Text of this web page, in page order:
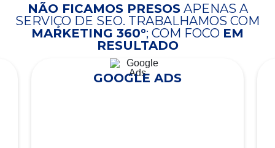
NÃO FICAMOS PRESOSAPENAS A
SERVIÇO DE SEO. TRABALHAMOS COM
MARKETING 360°; COM FOCO EM
RESULTADO
GOOGLE ADS